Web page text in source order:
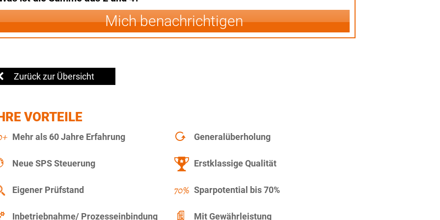
Mich benachrichtigen
Zurück zur Übersicht
VORTEILE
Mehr als 60 Jahre Erfahrung Generalüberholung
Neue SPS Steuerung Erstklassige Qualität
Eigener Prüfstand Sparpotential bis 70%
Inbetriebnahme/ Prozesseinbindung Mit Gewährleistung